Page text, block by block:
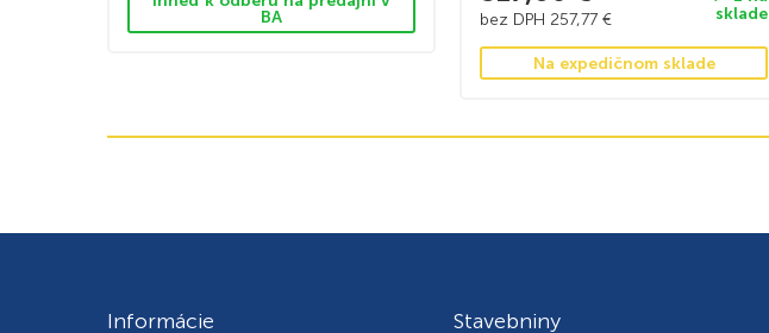
BA
bez DPH 257,77 €
sklade
Na expedičnom sklade
Informácie Stavebniny